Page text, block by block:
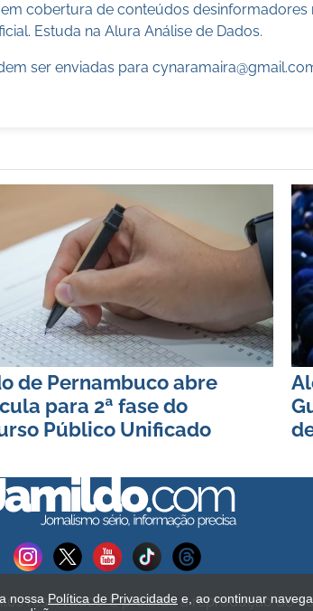
cobertura de conteúdos desinformadores
Estuda na Alura Análise de Dados.
ser enviadas para
de Pernambuco abre
para 2ª fase do
Público Unificado
reservados. É proibida a reprodução do
nossa Política de Privacidade e, ao continuar